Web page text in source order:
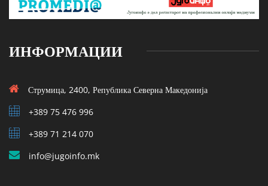
ИНФОРМАЦИИ
Струмица, 2400, Република Северна Македонија
+389 75 476 996
+389 71 214 070
info@jugoinfo.mk